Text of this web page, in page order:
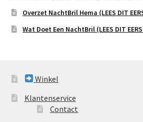
Overzet NachtBril Hema (LEES DIT
Wat Doet Een NachtBril (LEES DIT
Winkel
Klantenservice
Contact